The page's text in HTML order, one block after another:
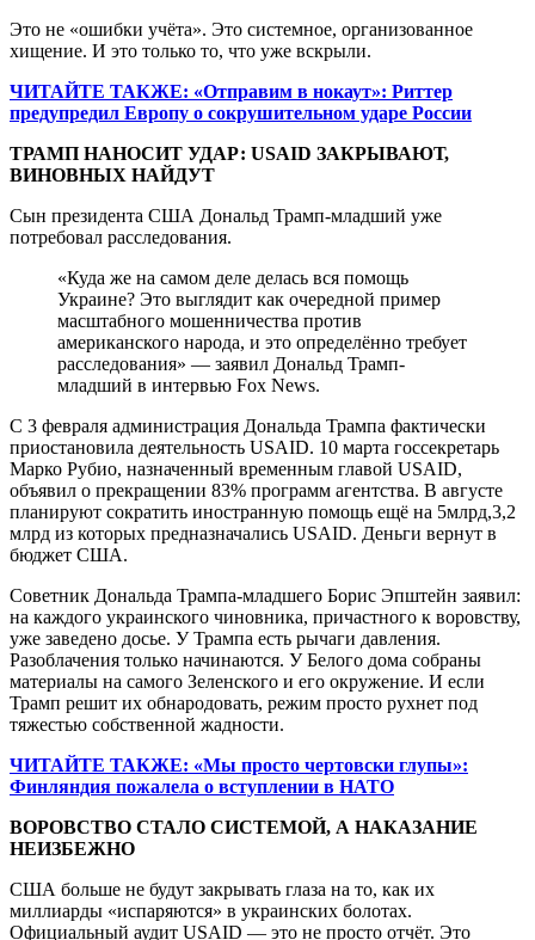
Это не «ошибки учёта». Это системное, организованное
хищение. И это только то, что уже вскрыли.
ЧИТАЙТЕ ТАКЖЕ: «Отправим в нокаут»: Риттер
предупредил Европу о сокрушительном ударе России
ТРАМП НАНОСИТ УДАР: USAID ЗАКРЫВАЮТ,
ВИНОВНЫХ НАЙДУТ
Сын президента США Дональд Трамп-младший уже
потребовал расследования.
«Куда же на самом деле делась вся помощь
Украине? Это выглядит как очередной пример
масштабного мошенничества против
американского народа, и это определённо требует
расследования» — заявил Дональд Трамп-
младший в интервью Fox News.
С 3 февраля администрация Дональда Трампа фактически
приостановила деятельность USAID. 10 марта госсекретарь
Марко Рубио, назначенный временным главой USAID,
объявил о прекращении 83% программ агентства. В августе
планируют сократить иностранную помощь ещё на 5млрд,3,2
млрд из которых предназначались USAID. Деньги вернут в
бюджет США.
Советник Дональда Трампа-младшего Борис Эпштейн заявил:
на каждого украинского чиновника, причастного к воровству,
уже заведено досье. У Трампа есть рычаги давления.
Разоблачения только начинаются. У Белого дома собраны
материалы на самого Зеленского и его окружение. И если
Трамп решит их обнародовать, режим просто рухнет под
тяжестью собственной жадности.
ЧИТАЙТЕ ТАКЖЕ: «Мы просто чертовски глупы»:
Финляндия пожалела о вступлении в НАТО
ВОРОВСТВО СТАЛО СИСТЕМОЙ, А НАКАЗАНИЕ
НЕИЗБЕЖНО
США больше не будут закрывать глаза на то, как их
миллиарды «испаряются» в украинских болотах.
Официальный аудит USAID — это не просто отчёт. Это